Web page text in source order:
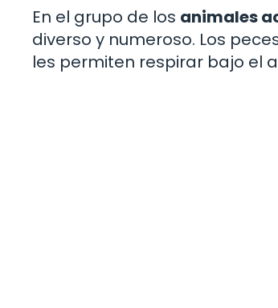
En el grupo de los animales
diverso y numeroso. Los
les permiten respirar bajo el